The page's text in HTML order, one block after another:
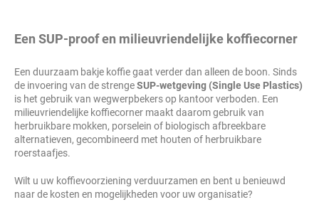
Een SUP-proof en milieuvriendelijke koffiecorner
Een duurzaam bakje koffie gaat verder dan alleen de boon. Sinds
de invoering van de strengeSUP-wetgeving (Single Use Plastics)
is het gebruik van wegwerpbekers op kantoor verboden. Een
milieuvriendelijke koffiecorner maakt daarom gebruik van
herbruikbare mokken, porselein of biologisch afbreekbare
alternatieven, gecombineerd met houten of herbruikbare
roerstaafjes.
Wilt u uw koffievoorziening verduurzamen en bent u benieuwd
naar de kosten en mogelijkheden voor uw organisatie?